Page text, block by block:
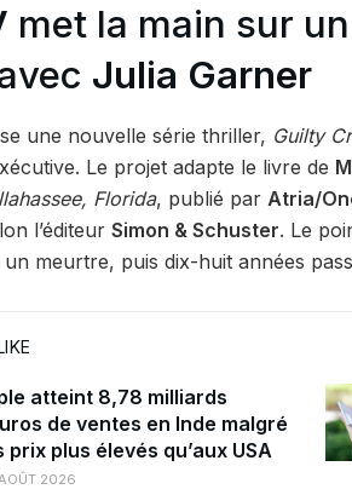
met la main sur
Julia Garner
une nouvelle série thriller, Guilty
Le projet adapte le livre de
Florida, publié par Atria/
l’éditeur Simon & Schuster. Le
meurtre, puis dix-huit années
atteint 8,78 milliards
de ventes en Inde malgré
prix plus élevés qu’aux USA
2026